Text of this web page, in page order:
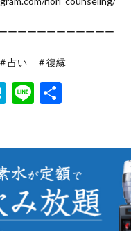
ーーーーーーーーーーー
占い ＃復縁
H
n
a
Li